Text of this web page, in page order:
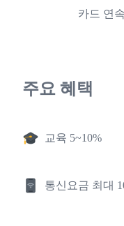
카드 연
주요 혜택
교육 5~10%
통신요금 최대